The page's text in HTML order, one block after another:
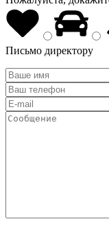
Письмо директору